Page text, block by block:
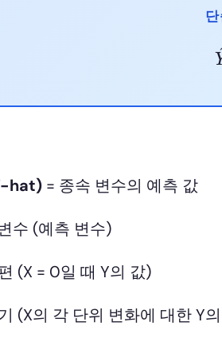
hat) = 종속 변수의 예측 값
수 (예측 변수)
(X = 0일 때 Y의 값)
(X의 각 단위 변화에 대한 Y